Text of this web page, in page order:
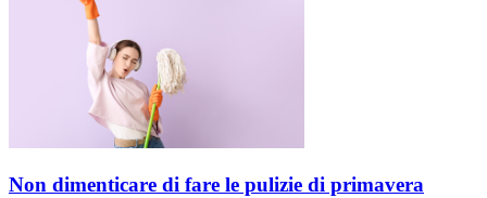
Non dimenticare di fare le pulizie di primavera